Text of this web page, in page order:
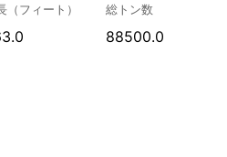
（フィート） 総トン数
88500.0